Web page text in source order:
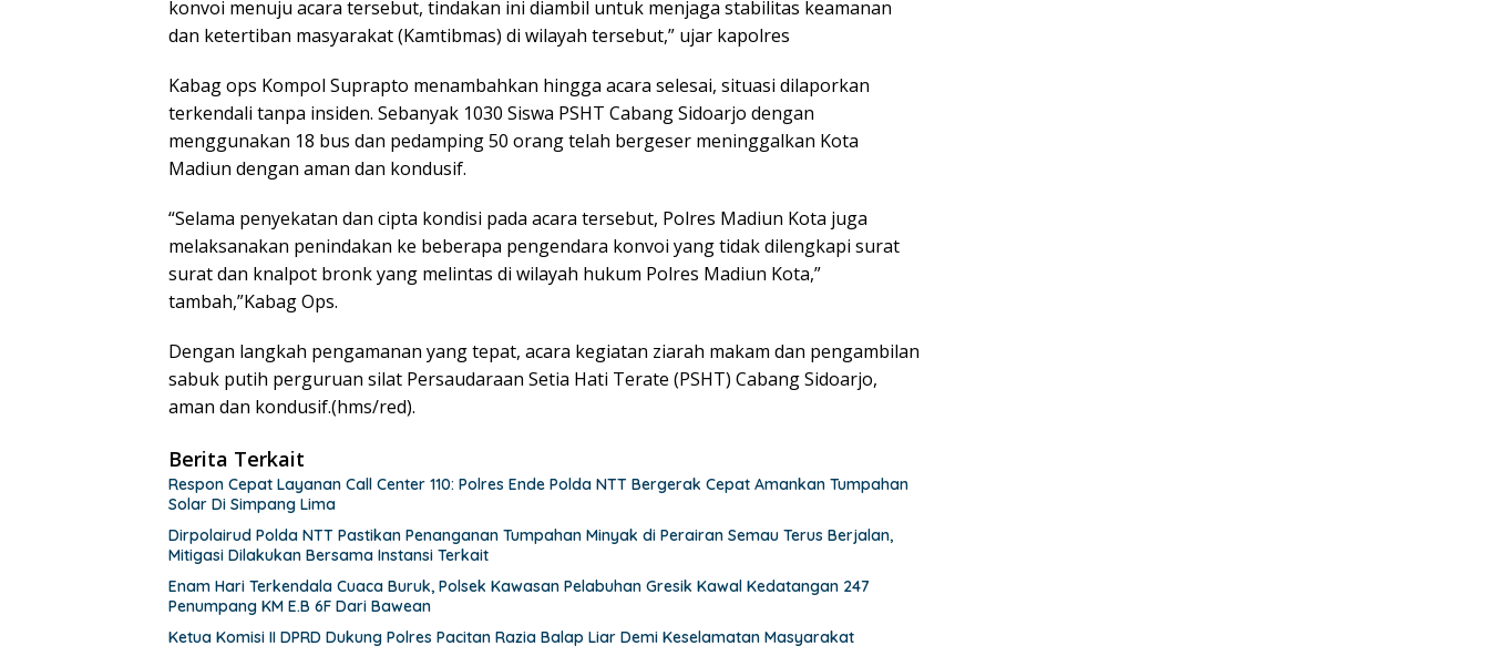
konvoi menuju acara tersebut, tindakan ini diambil untuk menjaga stabilitas keamanan
dan ketertiban masyarakat (Kamtibmas) di wilayah tersebut,” ujar kapolres
Kabag ops Kompol Suprapto menambahkan hingga acara selesai, situasi dilaporkan
terkendali tanpa insiden. Sebanyak 1030 Siswa PSHT Cabang Sidoarjo dengan
menggunakan 18 bus dan pedamping 50 orang telah bergeser meninggalkan Kota
Madiun dengan aman dan kondusif.
“Selama penyekatan dan cipta kondisi pada acara tersebut, Polres Madiun Kota juga
melaksanakan penindakan ke beberapa pengendara konvoi yang tidak dilengkapi surat
surat dan knalpot bronk yang melintas di wilayah hukum Polres Madiun Kota,”
tambah,”Kabag Ops.
Dengan langkah pengamanan yang tepat, acara kegiatan ziarah makam dan pengambilan
sabuk putih perguruan silat Persaudaraan Setia Hati Terate (PSHT) Cabang Sidoarjo,
aman dan kondusif.(hms/red).
Berita Terkait
Respon Cepat Layanan Call Center 110: Polres Ende Polda NTT Bergerak Cepat Amankan Tumpahan
Solar Di Simpang Lima
Dirpolairud Polda NTT Pastikan Penanganan Tumpahan Minyak di Perairan Semau Terus Berjalan,
Mitigasi Dilakukan Bersama Instansi Terkait
Enam Hari Terkendala Cuaca Buruk, Polsek Kawasan Pelabuhan Gresik Kawal Kedatangan 247
Penumpang KM E.B 6F Dari Bawean
Ketua Komisi II DPRD Dukung Polres Pacitan Razia Balap Liar Demi Keselamatan Masyarakat